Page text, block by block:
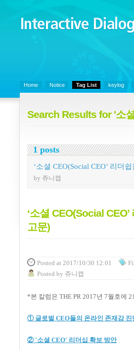
Interactive
PR 2.0
Home Notice Tag List keylog
Search Results for '소
1 posts
‘소셜 CEO(Social CEO’ 리더
by 쥬니캡
‘소셜 CEO(Social
고문)
Posted at 2017/10/30 12:01
Posted by 쥬니캡
*본 칼럼은 THE PR 2017년 7월호에
① 글로벌 CEO들의 온라인 존재감 진
② '소셜 CEO' 리더십 확보 방안